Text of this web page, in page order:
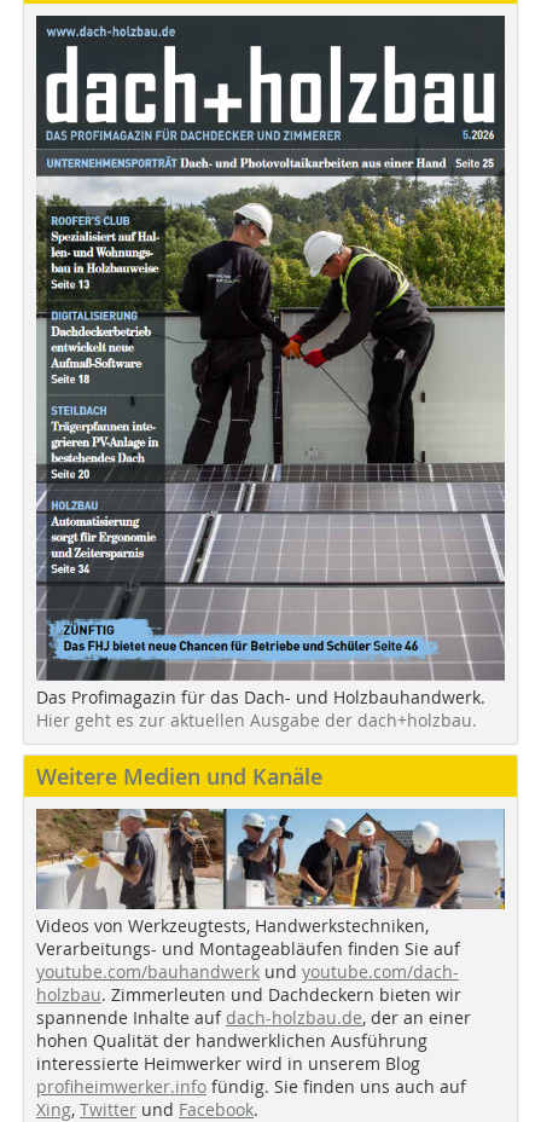
Das Profimagazin für das Dach- und Holzbauhandwerk.
Hier geht es zur aktuellen Ausgabe der dach+holzbau.
Weitere Medien und Kanäle
Videos von Werkzeugtests, Handwerkstechniken,
Verarbeitungs- und Montageabläufen finden Sie auf
youtube.com/bauhandwerk und youtube.com/dach-
holzbau. Zimmerleuten und Dachdeckern bieten wir
spannende Inhalte auf dach-holzbau.de, der an einer
hohen Qualität der handwerklichen Ausführung
interessierte Heimwerker wird in unserem Blog
profiheimwerker.info fündig. Sie finden uns auch auf
Xing, Twitter und Facebook.